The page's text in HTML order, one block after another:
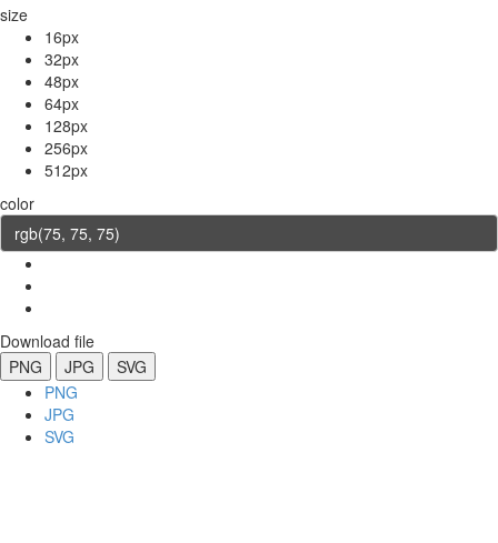
size
16px
32px
48px
64px
128px
256px
512px
color
Download file
PNG
JPG
SVG
PNG
JPG
SVG